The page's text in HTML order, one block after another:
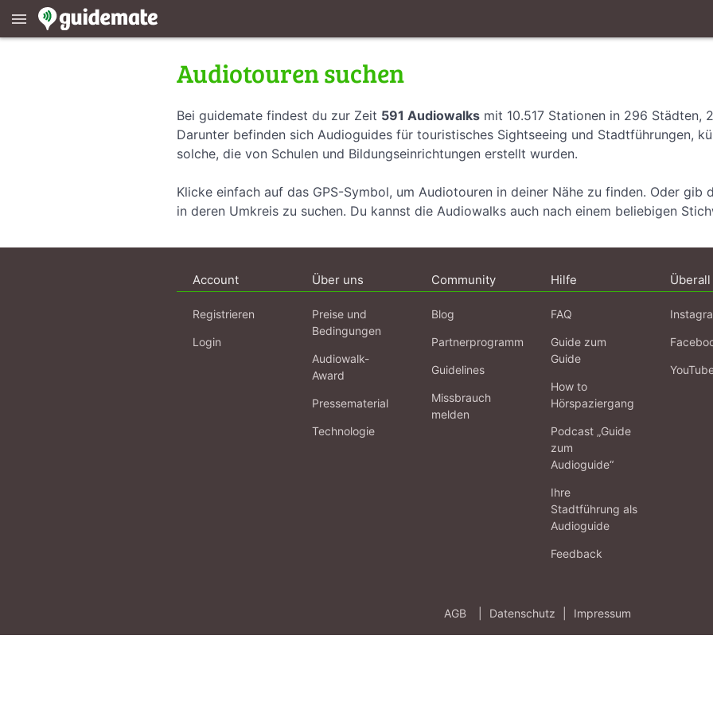
menu
Audiotouren suchen
Bei guidemate findest du zur Zeit 591 Audiowalks mit 10.517 Stationen in 296 Städten,
Darunter befinden sich Audioguides für touristisches Sightseeing und Stadtführungen,
solche, die von Schulen und Bildungseinrichtungen erstellt wurden.
Klicke einfach auf das GPS-Symbol, um Audiotouren in deiner Nähe zu finden. Oder gib
in deren Umkreis zu suchen. Du kannst die Audiowalks auch nach einem beliebigen
Account
Registrieren
Login
Über uns
Preise und
Bedingungen
Audiowalk-
Award
Pressematerial
Technologie
Community
Blog
Partnerprogramm
Guidelines
Missbrauch
melden
Hilfe
FAQ
Guide zum
Guide
How to
Hörspaziergang
Podcast „Guide
zum
Audioguide“
Ihre
Stadtführung als
Audioguide
Feedback
Überall
AGB Datenschutz Impressum